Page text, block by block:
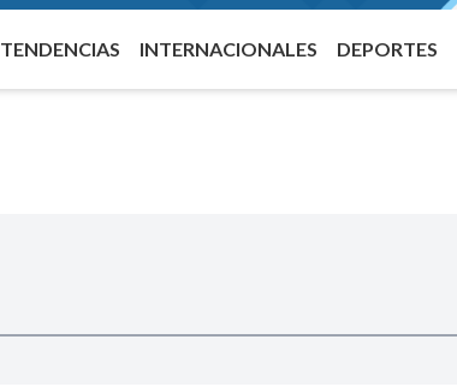
TENDENCIAS INTERNACIONALES DEPORTES